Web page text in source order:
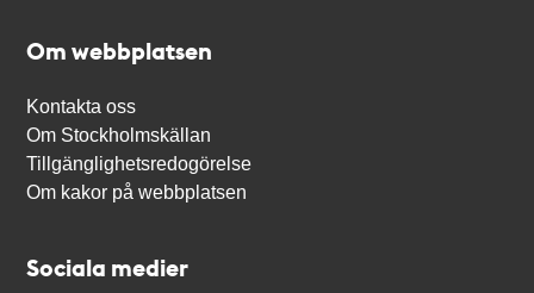
Om webbplatsen
Kontakta oss
Om Stockholmskällan
Tillgänglighetsredogörelse
Om kakor på webbplatsen
Sociala medier